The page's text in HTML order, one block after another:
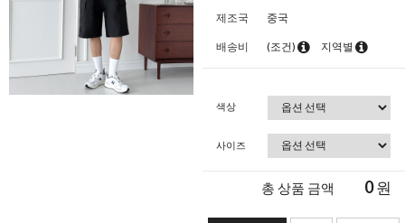
제조국 중국
배송비 (조건) 지역별
색상
사이즈
총 상품 금액 0원